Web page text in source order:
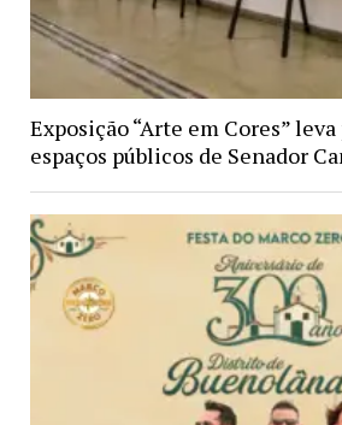
Exposição “Arte em Cores”
espaços públicos de Senador